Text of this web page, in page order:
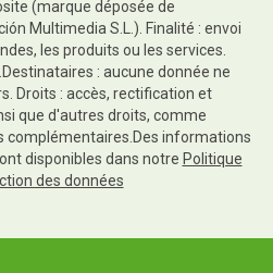
(marque déposée de
Multimedia S.L.). Finalité : envoi
les produits ou les services.
: aucune donnée ne
Droits : accès, rectification et
que d'autres droits, comme
complémentaires.Des informations
disponibles dans notre Politique
des données